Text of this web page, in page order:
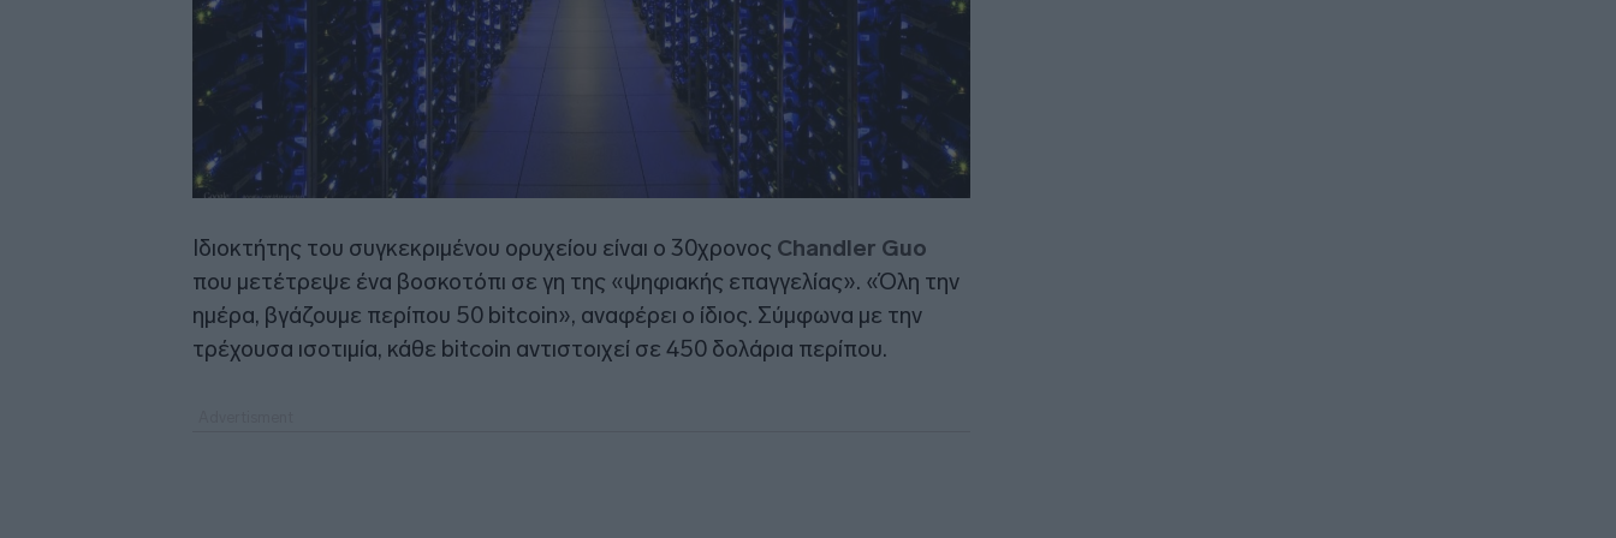
Ιδιοκτήτης του συγκεκριμένου ορυχείου είναι ο 30χρονος Chandler Guo
που μετέτρεψε ένα βοσκοτόπι σε γη της «ψηφιακής επαγγελίας». «Όλη την
ημέρα, βγάζουμε περίπου 50 bitcoin», αναφέρει ο ίδιος. Σύμφωνα με την
τρέχουσα ισοτιμία, κάθε bitcoin αντιστοιχεί σε 450 δολάρια περίπου.